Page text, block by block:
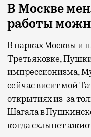
В Москве
работы
В парках Москвы и
Третьяковке,
импрессионизма,
сейчас висит мой
открытиях из-за
Шагала в
когда схлынет